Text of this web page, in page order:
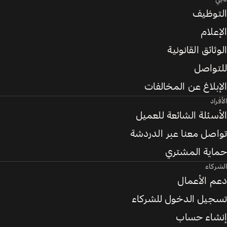
التوظيف
الإعلام
الوثائق القانونية
للتواصل
الإبلاغ عن المخالفات
الأفراد
الأسئلة الشائعة للعميل
تواصل معنا عبر الدردشة
حماية المشتري
الشركاء
دعم الأعمال
تسجيل الدخول للشركاء
إنشاء حساب